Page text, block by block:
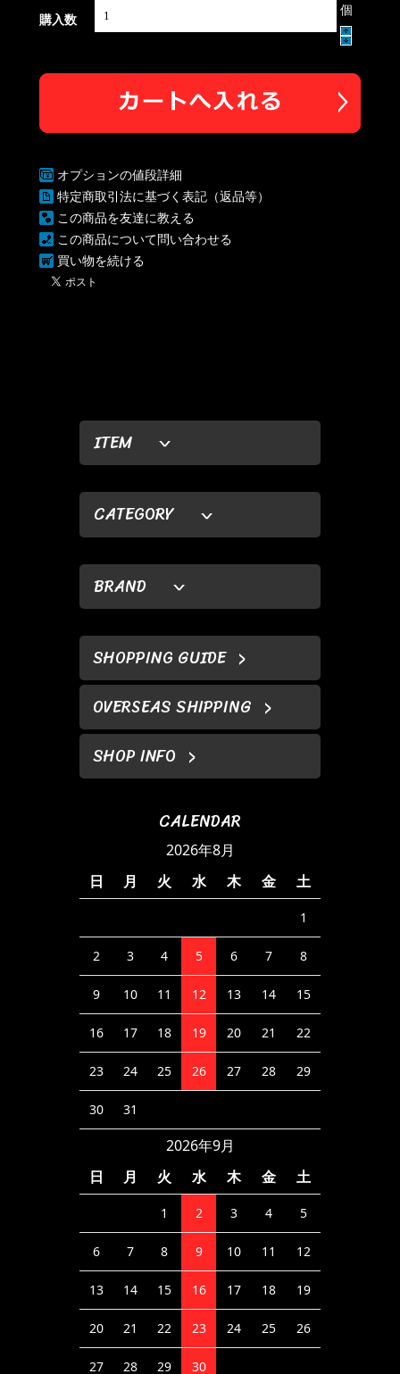
ITEM
CATEGORY
BRAND
SHOPPING GUIDE
OVERSEAS SHIPPING
SHOP INFO
CALENDAR
2026年8月
日
月 火 水 木 金 土
1
2 3 4 5 6 7 8
9 10 11 12 13 14 15
16 17 18 19 20 21 22
23 24 25 26 27 28 29
30 31
2026年9月
日
月 火 水 木 金 土
1 2 3 4 5
6 7 8 9 10 11 12
13 14 15 16 17 18 19
20 21 22 23 24 25 26
27 28 29 30
購入数
個
オプションの値段詳細
特定商取引法に基づく表記（返品等）
この商品を友達に教える
この商品について問い合わせる
買い物を続ける